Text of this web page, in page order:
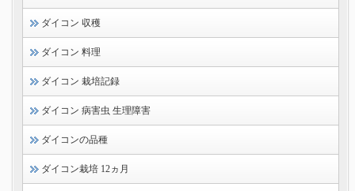
ダイコン 収穫
ダイコン 料理
ダイコン 栽培記録
ダイコン 病害虫 生理障害
ダイコンの品種
ダイコン栽培 12ヵ月